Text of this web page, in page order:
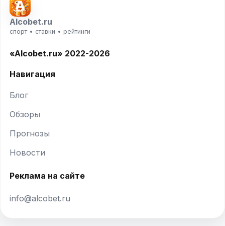
Alcobet.ru
спорт • ставки • рейтинги
«Alcobet.ru» 2022-2026
Навигация
Блог
Обзоры
Прогнозы
Новости
Реклама на сайте
info@alcobet.ru